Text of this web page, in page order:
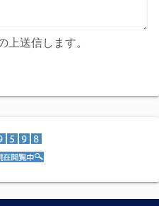
上送信します。